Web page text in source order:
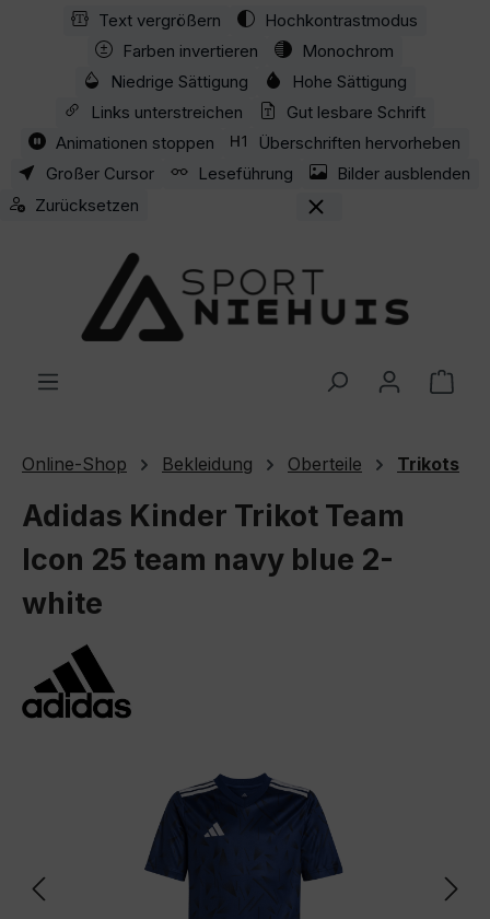
Zum Hauptinhalt springen
Text vergrößern
Hochkontrastmodus
Farben invertieren
Monochrom
Niedrige Sättigung
Hohe Sättigung
Links unterstreichen
Gut lesbare Schrift
Animationen stoppen
Überschriften hervorheben
Großer Cursor
Leseführung
Bilder ausblenden
Zurücksetzen
Online-Shop Bekleidung Oberteile Trikots
Adidas Kinder Trikot Team
Icon 25 team navy blue 2-
white
Bildergalerie überspringen